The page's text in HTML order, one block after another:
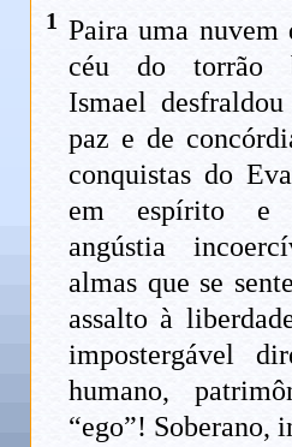
1 Paira uma nuvem
céu do torrão
Ismael
paz e de
conquistas do
em espírito e
angústia
almas que se
assalto à
impostergável
humano,
“ego”! Soberano,